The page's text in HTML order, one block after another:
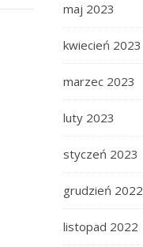
maj 2023
kwiecień 2023
marzec 2023
luty 2023
styczeń 2023
grudzień 2022
listopad 2022